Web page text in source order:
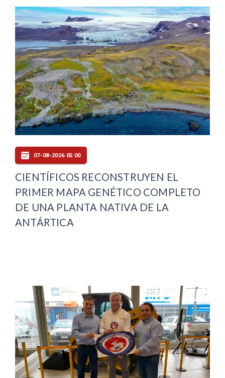
07-08-2026 05:00
CIENTÍFICOS RECONSTRUYEN EL
PRIMER MAPA GENÉTICO COMPLETO
DE UNA PLANTA NATIVA DE LA
ANTÁRTICA